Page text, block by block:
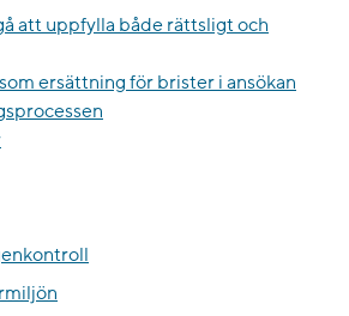
att uppfylla både rättsligt och
ersättning för brister i ansökan